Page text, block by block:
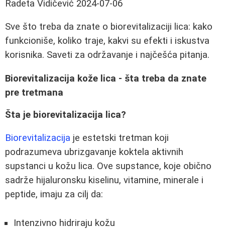
Radeta Vidičević 2024-07-06
Sve što treba da znate o biorevitalizaciji lica: kako
funkcioniše, koliko traje, kakvi su efekti i iskustva
korisnika. Saveti za održavanje i najčešća pitanja.
Biorevitalizacija kože lica - šta treba da znate
pre tretmana
Šta je biorevitalizacija lica?
Biorevitalizacija je estetski tretman koji
podrazumeva ubrizgavanje koktela aktivnih
supstanci u kožu lica. Ove supstance, koje obično
sadrže hijaluronsku kiselinu, vitamine, minerale i
peptide, imaju za cilj da:
Intenzivno hidriraju kožu